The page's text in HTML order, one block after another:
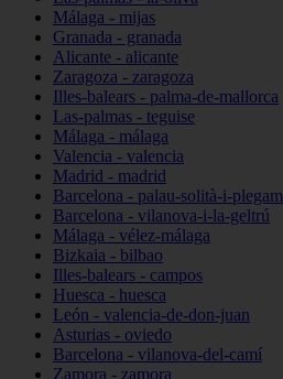
Málaga - mijas
Granada - granada
Alicante - alicante
Zaragoza - zaragoza
Illes-balears - palma-de-mallorca
Las-palmas - teguise
Málaga - málaga
Valencia - valencia
Madrid - madrid
Barcelona - palau-solità-i-
Barcelona - vilanova-i-la-geltrú
Málaga - vélez-málaga
Bizkaia - bilbao
Illes-balears - campos
Huesca - huesca
León - valencia-de-don-juan
Asturias - oviedo
Barcelona - vilanova-del-camí
Zamora - zamora